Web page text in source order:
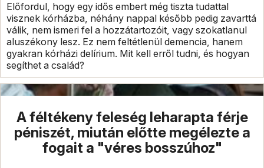
Előfordul, hogy egy idős embert még tiszta tudattal
visznek kórházba, néhány nappal később pedig zavarttá
válik, nem ismeri fel a hozzátartozóit, vagy szokatlanul
aluszékony lesz. Ez nem feltétlenül demencia, hanem
gyakran kórházi delírium. Mit kell erről tudni, és hogyan
segíthet a család?
A féltékeny feleség leharapta férje
péniszét, miután előtte megélezte a
fogait a "véres bosszúhoz"